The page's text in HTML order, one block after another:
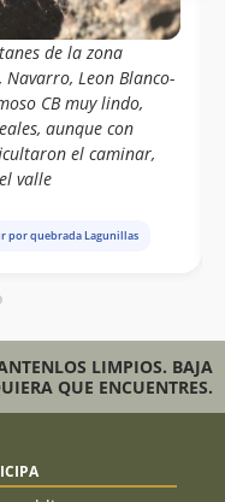
de la zona
Navarro, Leon Blanco-
CB muy lindo,
aunque con
el caminar,
valle
por quebrada Lagunillas
LIMPIOS. BAJA
QUE ENCUENTRES.